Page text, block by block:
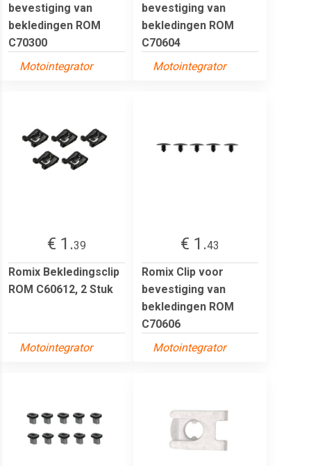
bevestiging van
bekledingen ROM
C70300
Motointegrator
bevestiging van
bekledingen ROM
C70604
Motointegrator
€ 1.39
Romix Bekledingsclip
ROM C60612, 2 Stuk
Motointegrator
€ 1.43
Romix Clip voor
bevestiging van
bekledingen ROM
C70606
Motointegrator